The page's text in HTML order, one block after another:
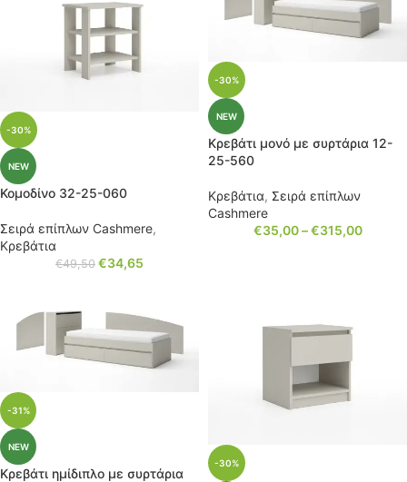
-30%
NEW
Κομοδίνο 32-25-060
Σειρά επίπλων Cashmere,
Κρεβάτια
€49,50 €34,65
-30%
NEW
Κρεβάτι μονό με συρτάρια 12-
25-560
Κρεβάτια, Σειρά επίπλων
Cashmere
€35,00 – €315,00
-31%
NEW
Κρεβάτι ημίδιπλο με συρτάρια
-30%